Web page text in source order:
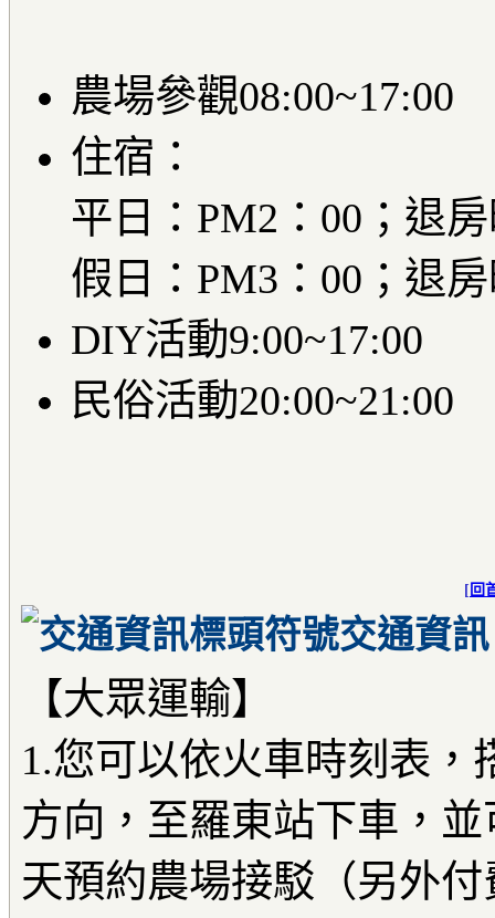
農場參觀08:00~17:00
住宿：
平日：PM2：00；退
假日：PM3：00；退
DIY活動9:00~17:00
民俗活動20:00~21:00
[ 回
交通資訊
【大眾運輸】
1.您可以依火車時刻表，
方向，至羅東站下車，
天預約農場接駁（另外